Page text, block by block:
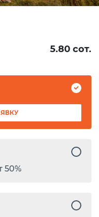
5.80 сот.
50%